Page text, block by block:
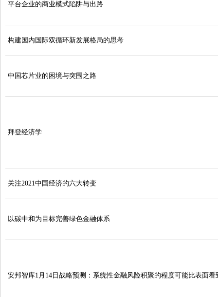
平台企业的商业模式陷阱与出路
构建国内国际双循环新发展格局的思考
中国芯片业的困境与突围之路
拜登经济学
关注2021中国经济的六大转变
以碳中和为目标完善绿色金融体系
安邦智库1月14日战略预测：系统性金融风险积聚的程度可能比表面看